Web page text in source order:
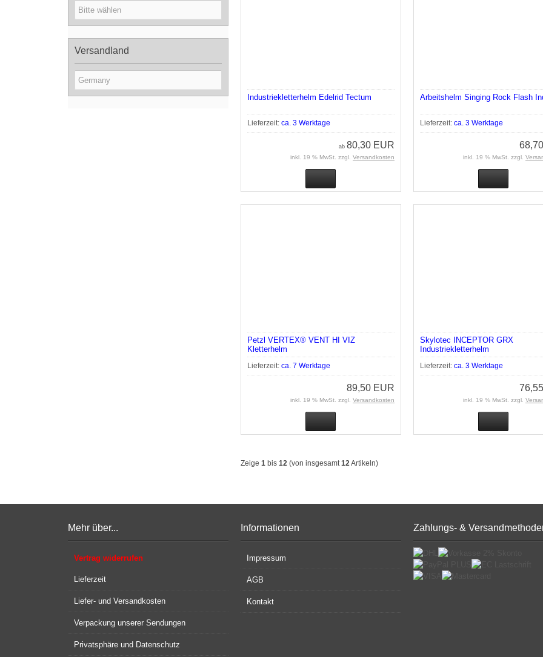
Industriekletterhelm Edelrid Tectum
Lieferzeit: ca. 3 Werktage
ab 80,30 EUR
inkl. 19 % MwSt. zzgl. Versandkosten
Arbeitshelm Singing Rock Flash
Lieferzeit: ca. 3 Werktage
inkl. 19 % MwSt. zzgl.
Petzl VERTEX® VENT HI VIZ
Kletterhelm
Lieferzeit: ca. 7 Werktage
89,50 EUR
inkl. 19 % MwSt. zzgl. Versandkosten
Skylotec INCEPTOR GRX
Industriekletterhelm
Lieferzeit: ca. 3 Werktage
inkl. 19 % MwSt. zzgl.
Zeige 1 bis 12 (von insgesamt 12 Artikeln)
Versandland
Mehr über...
Vertrag widerrufen
Lieferzeit
Liefer- und Versandkosten
Verpackung unserer Sendungen
Privatsphäre und Datenschutz
Informationen
Impressum
AGB
Kontakt
Zahlungs- &